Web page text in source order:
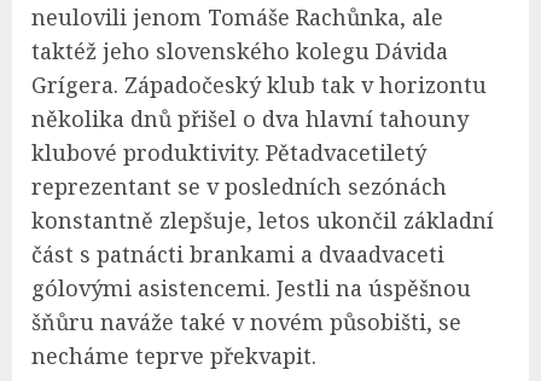
neulovili jenom Tomáše Rachůnka, ale
taktéž jeho slovenského kolegu Dávida
Grígera. Západočeský klub tak v horizontu
několika dnů přišel o dva hlavní tahouny
klubové produktivity. Pětadvacetiletý
reprezentant se v posledních sezónách
konstantně zlepšuje, letos ukončil základní
část s patnácti brankami a dvaadvaceti
gólovými asistencemi. Jestli na úspěšnou
šňůru naváže také v novém působišti, se
necháme teprve překvapit.